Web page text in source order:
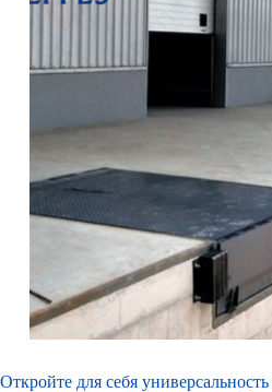
Откройте для себя универсальность